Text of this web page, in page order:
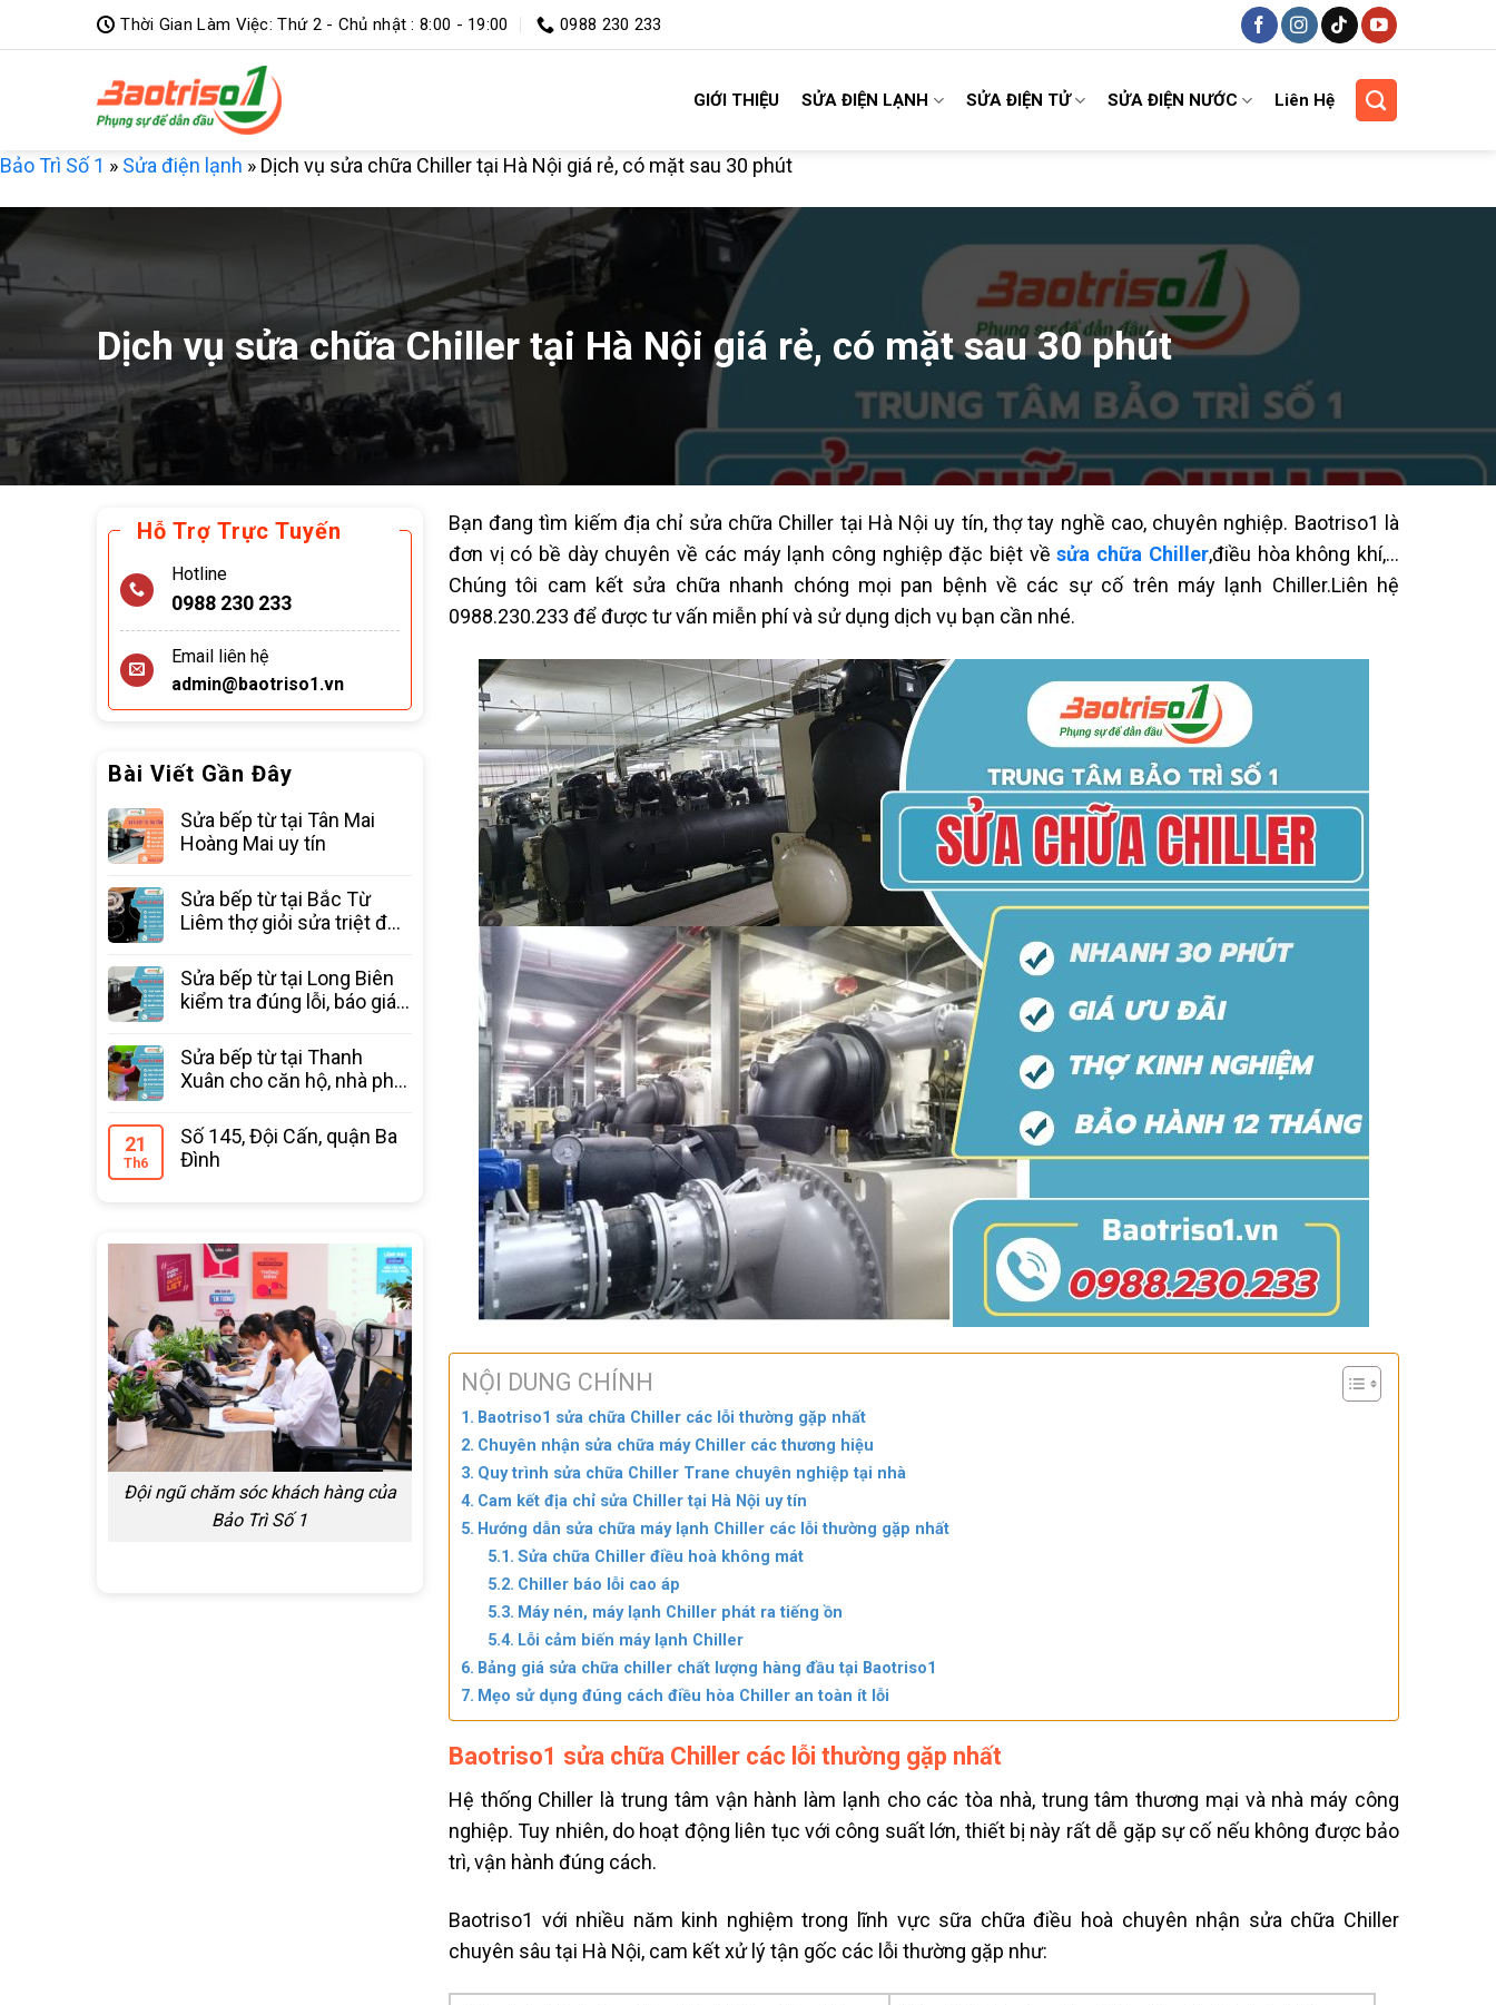
qua
Thời Gian Làm Việc: Thứ 2 - Chủ nhật : 8:00 - 19:00 0988 230 233
GIỚI THIỆU SỬA ĐIỆN LẠNH SỬA ĐIỆN TỬ SỬA ĐIỆN NƯỚC Liên Hệ
Bảo Trì Số 1 » Sửa điện lạnh » Dịch vụ sửa chữa Chiller tại Hà Nội giá rẻ, có mặt sau 30 phút
Dịch vụ sửa chữa Chiller tại Hà Nội giá rẻ, có mặt sau 30 phút
Hỗ Trợ Trực Tuyến
Hotline
0988 230 233
Email liên hệ
admin@baotriso1.vn
Bài Viết Gần Đây
Sửa bếp từ tại Tân Mai
Hoàng Mai uy tín
Sửa bếp từ tại Bắc Từ
Liêm thợ giỏi sửa triệt để
Sửa bếp từ tại Long Biên
kiểm tra đúng lỗi, báo giá
Sửa bếp từ tại Thanh
Xuân cho căn hộ, nhà phố
21
Th6
Số 145, Đội Cấn, quận Ba
Đình
Đội ngũ chăm sóc khách hàng của
Bảo Trì Số 1
Bạn đang tìm kiếm địa chỉ sửa chữa Chiller tại Hà Nội uy tín, thợ tay nghề cao, chuyên nghiệp. Baotriso1 là
đơn vị có bề dày chuyên về các máy lạnh công nghiệp đặc biệt vềsửa chữa Chiller,điều hòa không khí,…
Chúng tôi cam kết sửa chữa nhanh chóng mọi pan bệnh về các sự cố trên máy lạnh Chiller.Liên hệ
0988.230.233 để được tư vấn miễn phí và sử dụng dịch vụ bạn cần nhé.
NỘI DUNG CHÍNH
Baotriso1 sửa chữa Chiller các lỗi thường gặp nhất
Chuyên nhận sửa chữa máy Chiller các thương hiệu
Quy trình sửa chữa Chiller Trane chuyên nghiệp tại nhà
Cam kết địa chỉ sửa Chiller tại Hà Nội uy tín
Hướng dẫn sửa chữa máy lạnh Chiller các lỗi thường gặp nhất
Sửa chữa Chiller điều hoà không mát
Chiller báo lỗi cao áp
Máy nén, máy lạnh Chiller phát ra tiếng ồn
Lỗi cảm biến máy lạnh Chiller
Bảng giá sửa chữa chiller chất lượng hàng đầu tại Baotriso1
Mẹo sử dụng đúng cách điều hòa Chiller an toàn ít lỗi
Baotriso1 sửa chữa Chiller các lỗi thường gặp nhất
Hệ thống Chiller là trung tâm vận hành làm lạnh cho các tòa nhà, trung tâm thương mại và nhà máy công
nghiệp. Tuy nhiên, do hoạt động liên tục với công suất lớn, thiết bị này rất dễ gặp sự cố nếu không được bảo
trì, vận hành đúng cách.
Baotriso1 với nhiều năm kinh nghiệm trong lĩnh vực sữa chữa điều hoà chuyên nhận sửa chữa Chiller
chuyên sâu tại Hà Nội, cam kết xử lý tận gốc các lỗi thường gặp như: